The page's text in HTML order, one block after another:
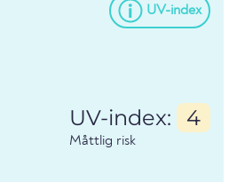
UV-index
UV-index: 4
Måttlig risk